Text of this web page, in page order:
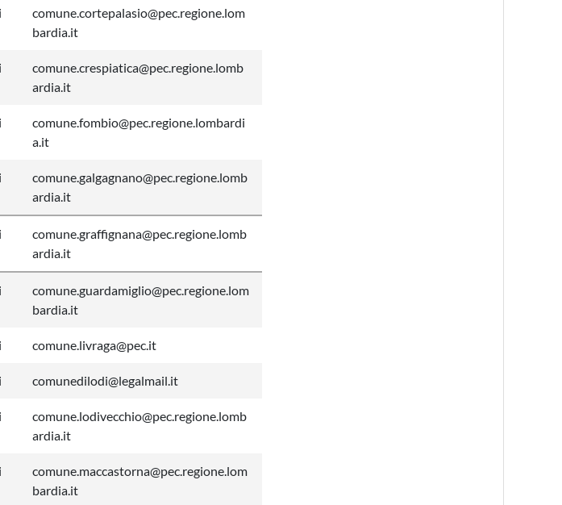
comune.cortepalasio@pec.regione.lom
bardia.it
comune.crespiatica@pec.regione.lomb
ardia.it
comune.fombio@pec.regione.lombardi
a.it
comune.galgagnano@pec.regione.lomb
ardia.it
comune.graffignana@pec.regione.lomb
ardia.it
comune.guardamiglio@pec.regione.lom
bardia.it
comune.livraga@pec.it
comunedilodi@legalmail.it
comune.lodivecchio@pec.regione.lomb
ardia.it
comune.maccastorna@pec.regione.lom
bardia.it